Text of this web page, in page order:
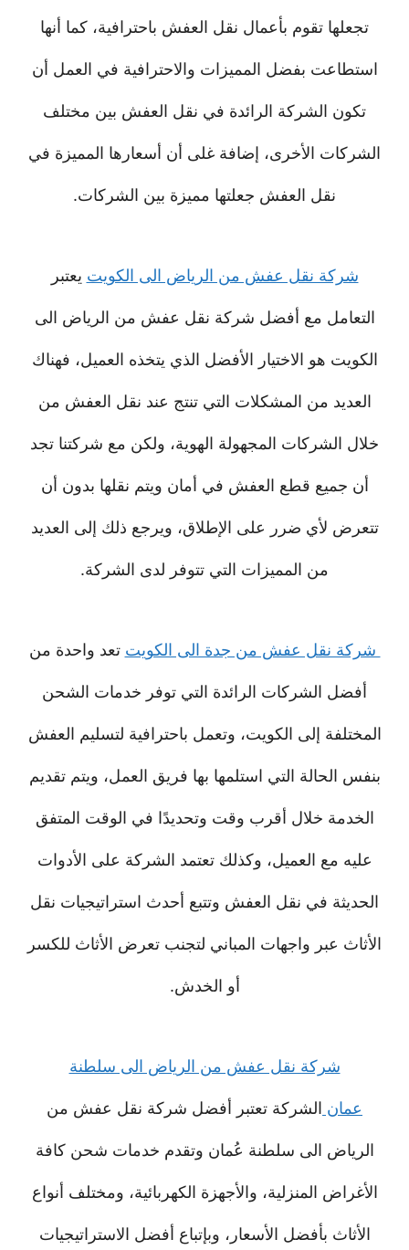
تجعلها تقوم بأعمال نقل العفش باحترافية، كما أنها
استطاعت بفضل المميزات والاحترافية في العمل أن
تكون الشركة الرائدة في نقل العفش بين مختلف
الشركات الأخرى، إضافة غلى أن أسعارها المميزة في
نقل العفش جعلتها مميزة بين الشركات.
شركة نقل عفش من الرياض الى الكويت يعتبر
التعامل مع أفضل شركة نقل عفش من الرياض الى
الكويت هو الاختيار الأفضل الذي يتخذه العميل، فهناك
العديد من المشكلات التي تنتج عند نقل العفش من
خلال الشركات المجهولة الهوية، ولكن مع شركتنا تجد
أن جميع قطع العفش في أمان ويتم نقلها بدون أن
تتعرض لأي ضرر على الإطلاق، ويرجع ذلك إلى العديد
من المميزات التي تتوفر لدى الشركة.
شركة نقل عفش من جدة الى الكويت تعد واحدة من
أفضل الشركات الرائدة التي توفر خدمات الشحن
المختلفة إلى الكويت، وتعمل باحترافية لتسليم العفش
بنفس الحالة التي استلمها بها فريق العمل، ويتم تقديم
الخدمة خلال أقرب وقت وتحديدًا في الوقت المتفق
عليه مع العميل، وكذلك تعتمد الشركة على الأدوات
الحديثة في نقل العفش وتتبع أحدث استراتيجيات نقل
الأثاث عبر واجهات المباني لتجنب تعرض الأثاث للكسر
أو الخدش.
شركة نقل عفش من الرياض الى سلطنة
عمان الشركة تعتبر أفضل شركة نقل عفش من
الرياض الى سلطنة عُمان وتقدم خدمات شحن كافة
الأغراض المنزلية، والأجهزة الكهربائية، ومختلف أنواع
الأثاث بأفضل الأسعار، وبإتباع أفضل الاستراتيجيات